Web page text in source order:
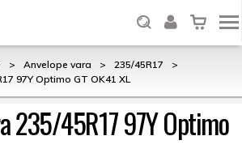
> Anvelope vara > 235/45R17
>
97Y Optimo GT OK41 XL
235/45R17 97Y Optimo